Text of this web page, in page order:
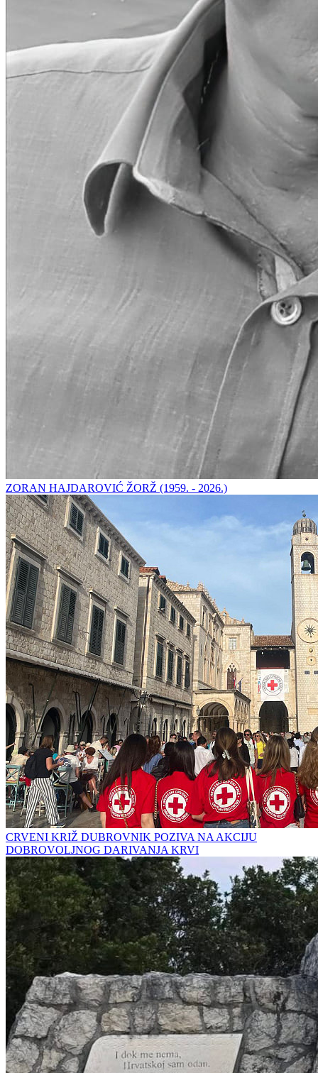
ZORAN HAJDAROVIĆ ŽORŽ (1959. - 2026.)
CRVENI KRIŽ DUBROVNIK POZIVA NA AKCIJU
DOBROVOLJNOG DARIVANJA KRVI